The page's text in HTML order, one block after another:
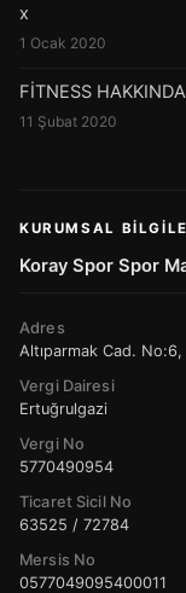
x
1 Ocak 2020
FİTNESS
11 Şubat 2020
KURUMSAL
Koray Spor Spor
Adres
Altıparmak Cad.
Vergi Dairesi
Ertuğrulgazi
Vergi No
5770490954
Ticaret Sicil No
63525 / 72784
Mersis No
0577049095400011